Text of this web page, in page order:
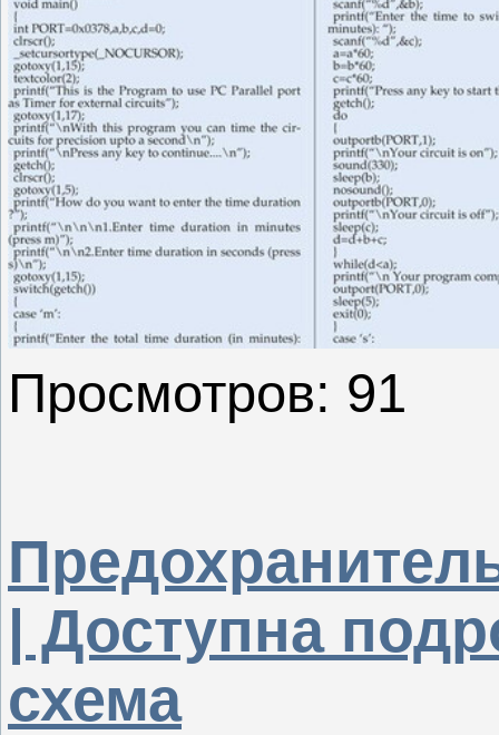
Просмотров: 91
| Доступна
схема